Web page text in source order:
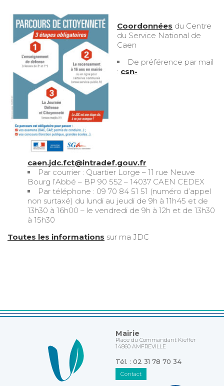
Coordonnées du Centre
du Service National de
Caen
De préférence par mail
: csn-
caen.jdc.fct@intradef.gouv.fr
Par courrier : Quartier Lorge – 11 rue Neuve
Bourg l’Abbé – BP 90 552 – 14037 CAEN CEDEX
Par téléphone : 09 70 84 51 51 (numéro d’appel
non surtaxé) du lundi au jeudi de 9h à 11h45 et de
13h30 à 16h00 – le vendredi de 9h à 12h et de 13h30
à 15h30
Toutes les informations sur ma JDC
Mairie
Place du Commandant Kieffer
14860 AMFREVILLE
Tél. : 02 31 78 70 34
Contact